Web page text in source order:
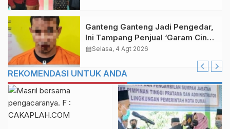
Ganteng Ganteng Jadi Pengedar,
Ini Tampang Penjual ‘Garam Cina’
di Baganbesar Timur
calendar_monthSelasa, 4 Agt 2026
REKOMENDASI UNTUK ANDA